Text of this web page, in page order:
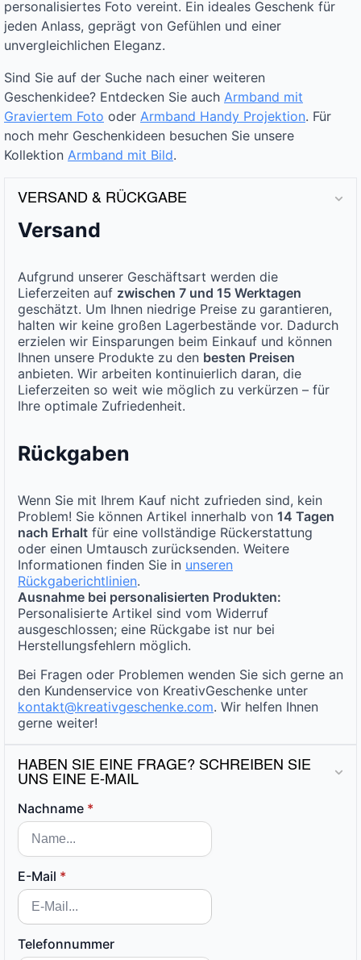
personalisiertes Foto vereint. Ein ideales Geschenk für
jeden Anlass, geprägt von Gefühlen und einer
unvergleichlichen Eleganz.
Sind Sie auf der Suche nach einer weiteren
Geschenkidee? Entdecken Sie auch Armband mit
Graviertem Foto oder Armband Handy Projektion. Für
noch mehr Geschenkideen besuchen Sie unsere
Kollektion Armband mit Bild.
VERSAND & RÜCKGABE
Versand
Aufgrund unserer Geschäftsart werden die
Lieferzeiten auf zwischen 7 und 15 Werktagen
geschätzt. Um Ihnen niedrige Preise zu garantieren,
halten wir keine großen Lagerbestände vor. Dadurch
erzielen wir Einsparungen beim Einkauf und können
Ihnen unsere Produkte zu den besten Preisen
anbieten. Wir arbeiten kontinuierlich daran, die
Lieferzeiten so weit wie möglich zu verkürzen – für
Ihre optimale Zufriedenheit.
Rückgaben
Wenn Sie mit Ihrem Kauf nicht zufrieden sind, kein
Problem! Sie können Artikel innerhalb von 14 Tagen
nach Erhalt für eine vollständige Rückerstattung
oder einen Umtausch zurücksenden. Weitere
Informationen finden Sie in unseren
Rückgaberichtlinien.
Ausnahme bei personalisierten Produkten:
Personalisierte Artikel sind vom Widerruf
ausgeschlossen; eine Rückgabe ist nur bei
Herstellungsfehlern möglich.
Bei Fragen oder Problemen wenden Sie sich gerne an
den Kundenservice von KreativGeschenke unter
kontakt@kreativgeschenke.com. Wir helfen Ihnen
gerne weiter!
HABEN SIE EINE FRAGE? SCHREIBEN SIE
UNS EINE E-MAIL
Nachname *
E-Mail *
Telefonnummer